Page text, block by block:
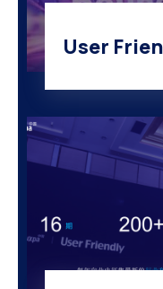
User